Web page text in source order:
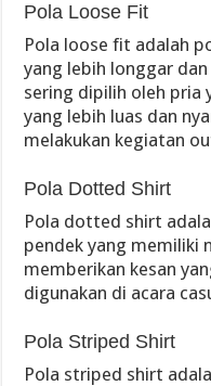
Pola Loose Fit
Pola loose fit adalah
yang lebih longgar
sering dipilih oleh pria
yang lebih luas dan
melakukan kegiatan
Pola Dotted Shirt
Pola dotted shirt
pendek yang
memberikan kesan
digunakan di acara
Pola Striped Shirt
Pola striped shirt